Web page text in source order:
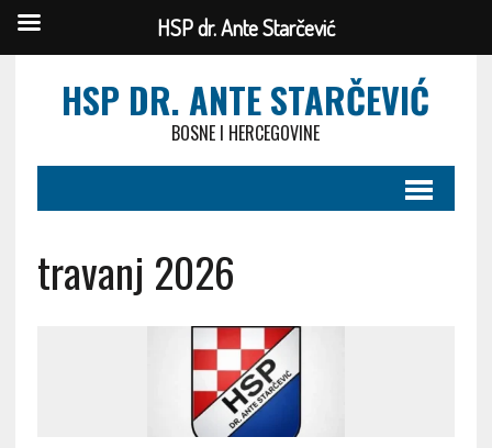
HSP DR. ANTE STARČEVIĆ
BOSNE I HERCEGOVINE
travanj 2026
HSP dr. Ante Starčević